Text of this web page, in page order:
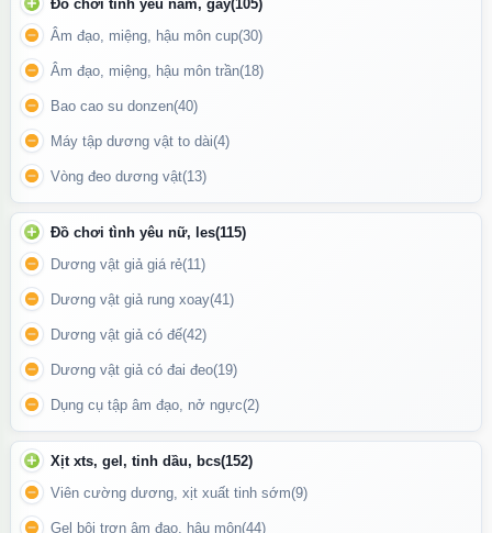
Chai hít Popper English Royale có dung tích 30ml
Chai hít Popper English Royale xuất xứ USA
Hướng Dẫn Sử Dụng:
Cách sử dụng: Mở nắp chai và hít vào từ khoảng cách gần
(không nên hít quá gần để tránh kích ứng).
Đồ chơi tình yêu nam, gay(105)
Âm đạo, miệng, hậu môn cup(30)
Âm đạo, miệng, hậu môn trần(18)
Bao cao su donzen(40)
Máy tập dương vật to dài(4)
Vòng đeo dương vật(13)
Đồ chơi tình yêu nữ, les(115)
Dương vật giả giá rẻ(11)
Dương vật giả rung xoay(41)
Dương vật giả có đế(42)
Dương vật giả có đai đeo(19)
Dụng cụ tập âm đạo, nở ngực(2)
Xịt xts, gel, tinh dầu, bcs(152)
Viên cường dương, xịt xuất tinh sớm(9)
Gel bôi trơn âm đạo, hậu môn(44)